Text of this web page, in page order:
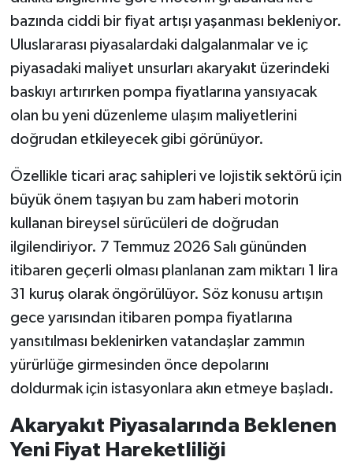
bazında ciddi bir fiyat artışı yaşanması bekleniyor.
Uluslararası piyasalardaki dalgalanmalar ve iç
piyasadaki maliyet unsurları akaryakıt üzerindeki
baskıyı artırırken pompa fiyatlarına yansıyacak
olan bu yeni düzenleme ulaşım maliyetlerini
doğrudan etkileyecek gibi görünüyor.
Özellikle ticari araç sahipleri ve lojistik sektörü için
büyük önem taşıyan bu zam haberi motorin
kullanan bireysel sürücüleri de doğrudan
ilgilendiriyor. 7 Temmuz 2026 Salı gününden
itibaren geçerli olması planlanan zam miktarı 1 lira
31 kuruş olarak öngörülüyor. Söz konusu artışın
gece yarısından itibaren pompa fiyatlarına
yansıtılması beklenirken vatandaşlar zammın
yürürlüğe girmesinden önce depolarını
doldurmak için istasyonlara akın etmeye başladı.
Akaryakıt Piyasalarında Beklenen
Yeni Fiyat Hareketliliği